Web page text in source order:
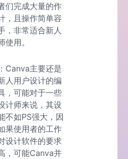
们完成大量的作
，且操作简单容
，非常适合新人
使用。
Canva主要还是
人用户设计的编
，可能对于一些
计师来说，其设
不如PS强大，因
果使用者的工作
设计软件的要求
，可能Canva并